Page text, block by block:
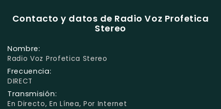
Contacto y datos de Radio Voz Profetica
Stereo
Nombre:
Radio Voz Profetica Stereo
Frecuencia:
DIRECT
Transmisión:
En Directo, En Línea, Por Internet